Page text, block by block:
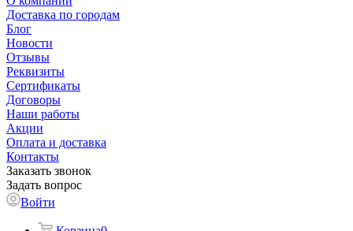
Доставка по городам
Блог
Новости
Отзывы
Реквизиты
Сертификаты
Договоры
Наши работы
Акции
Оплата и доставка
Контакты
Заказать звонок
Задать вопрос
Войти